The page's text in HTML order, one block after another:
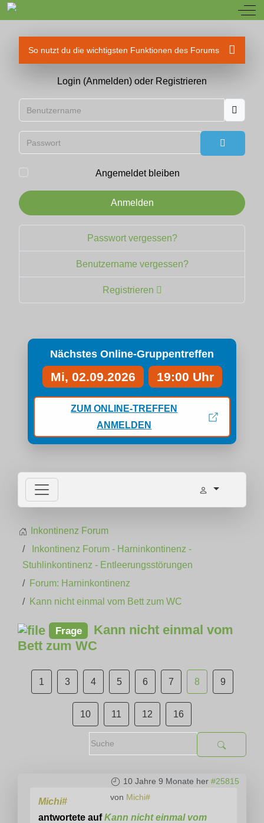
Off-
So nutzt du die wichtigsten Funktionen des Forums
Login (Anmelden) oder Registrieren
Benutzername
Passwort
Passwort
Angemeldet bleiben
Anmelden
Passwort vergessen?
Benutzername vergessen?
Registrieren
Nächstes Online-Gruppentreffen
Mi, 02.09.2026 19:00 Uhr
ZUM ONLINE-TREFFEN
ANMELDEN
Inkontinenz Forum
Inkontinenz Forum - Harninkontinenz -
Stuhlinkontinenz - Entleerungsstörungen
Forum: Harninkontinenz
Kann nicht einmal vom Bett zum WC
Frage
Kann nicht einmal vom
Bett zum WC
1 3 4 5 6 7 8 9
10 11 12 16
10 Jahre 9 Monate her #25815
von Michi#
Michi#
antwortete aufKann nicht einmal vom